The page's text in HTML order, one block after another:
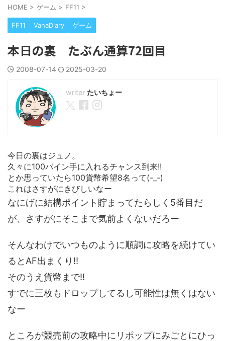
HOME > ゲーム > FF11 >
FF11 VanaDiary ゲーム
本日の裏 たぶん通算72回目
2008-07-14 2025-03-20
たいちょー
今日の裏はジュノ。
久々に100バイン手に入れるチャンス到来!!
とか思っていたら100貨幣希望8名って(-_-)
これはさすがにきびしいなー
なにげに結構ポイント貯まってたらしく5番目だ
が、さすがにそこまで気前よくないだろー
そんなわけでいつものように順調に攻略を続けてい
るとAF出まくり!!
そのうえ貨幣まで!!
すでに三枚もドロップしてるし可能性は無くはない
なー
ところが競売前の攻略中にリポップにみごとにひっ